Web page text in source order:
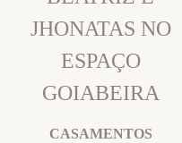
JHONATAS NO
ESPAÇO
GOIABEIRA
CASAMENTOS